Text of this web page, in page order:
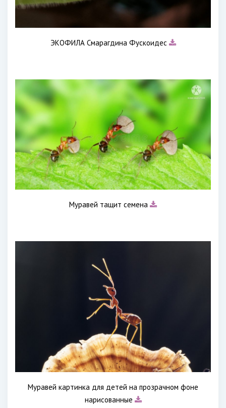
ЭКОФИЛА Смарагдина Фускоидес
Муравей тащит семена
Муравей картинка для детей на прозрачном фоне
нарисованные